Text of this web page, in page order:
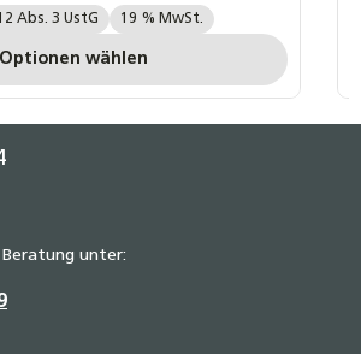
Abs. 3 UstG 19 % MwSt.
Optionen wählen
unter: